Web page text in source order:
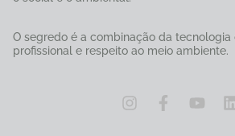
O segredo é a combinação da
profissional e respeito ao meio ambiente.